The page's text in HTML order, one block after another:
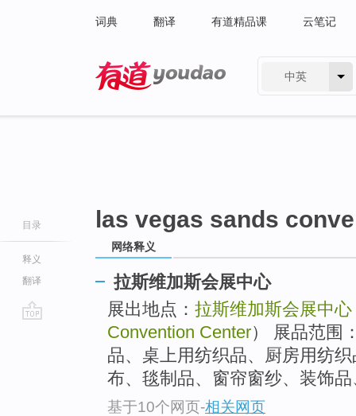
词典 翻译 有道精品课 云笔记
中英
目录
释义
翻译
las vegas sands
网络释义
拉斯维加斯会展中心
展出地点： 拉斯维加斯会展中心
Convention Center） 展品范围
品、桌上用纺织品、厨房用纺
布、毯制品、窗帘窗纱、装饰
基于10个网页-相关网页